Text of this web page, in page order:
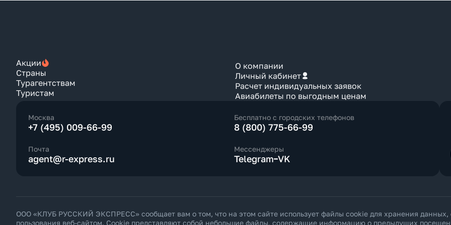
Акции
Страны
Турагентствам
Туристам
О компании
Личный кабинет
Расчет индивидуальных заявок
Авиабилеты по выгодным ценам
Москва
+7 (495) 009-66-99
Бесплатно с городских телефонов
8 (800) 775-66-99
Почта
agent@r-express.ru
Мессенджеры
Telegram VK
ООО «КЛУБ РУССКИЙ ЭКСПРЕСС» сообщает вам о том, что на этом сайте использует файлы cookie для хранения данных,
пользования веб-сайтом. Cookie представляют собой небольшие файлы, содержащие информацию о предыдущих